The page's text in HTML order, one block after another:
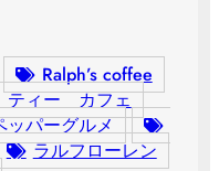
Ralph’s coffee
ィー カフェ
ッパーグルメ
ラルフローレン